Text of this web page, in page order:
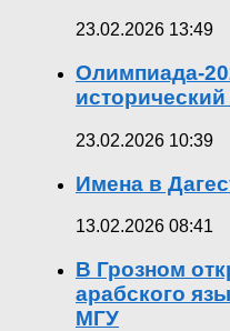
23.02.2026 13:49
Олимпиада-
23.02.2026 10:39
Имена в
13.02.2026 08:41
В Грозном
арабского
МГУ